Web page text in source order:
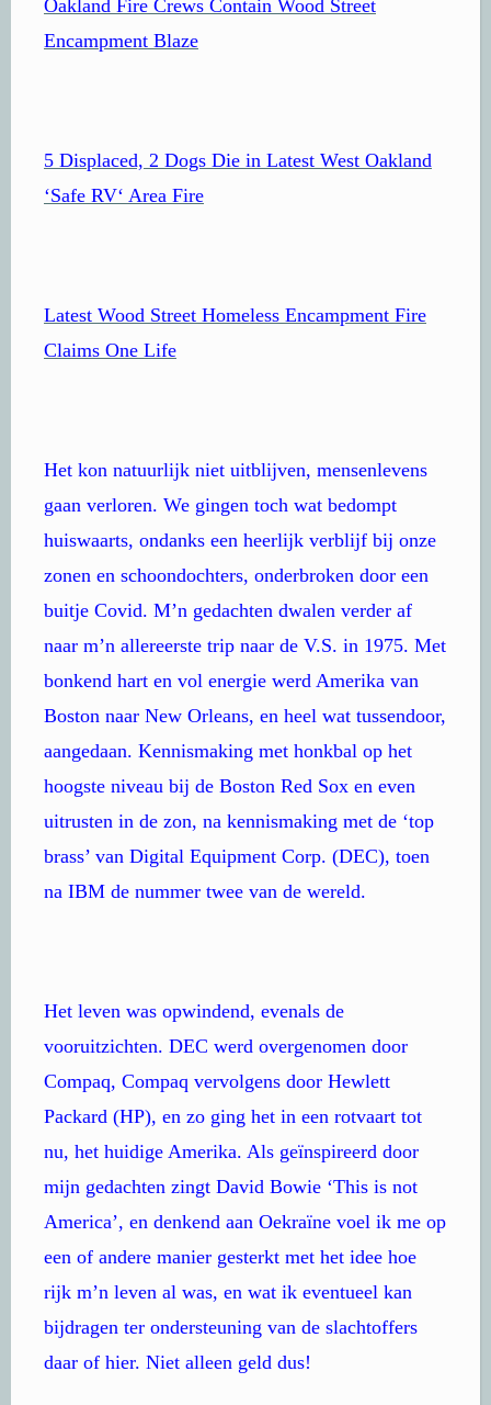
Oakland Fire Crews Contain Wood Street
Encampment Blaze
5 Displaced, 2 Dogs Die in Latest West Oakland
‘Safe RV‘ Area Fire
Latest Wood Street Homeless Encampment Fire
Claims One Life
Het kon natuurlijk niet uitblijven, mensenlevens
gaan verloren. We gingen toch wat bedompt
huiswaarts, ondanks een heerlijk verblijf bij onze
zonen en schoondochters, onderbroken door een
buitje Covid. M’n gedachten dwalen verder af
naar m’n allereerste trip naar de V.S. in 1975. Met
bonkend hart en vol energie werd Amerika van
Boston naar New Orleans, en heel wat tussendoor,
aangedaan. Kennismaking met honkbal op het
hoogste niveau bij de Boston Red Sox en even
uitrusten in de zon, na kennismaking met de ‘top
brass’ van Digital Equipment Corp. (DEC), toen
na IBM de nummer twee van de wereld.
Het leven was opwindend, evenals de
vooruitzichten. DEC werd overgenomen door
Compaq, Compaq vervolgens door Hewlett
Packard (HP), en zo ging het in een rotvaart tot
nu, het huidige Amerika. Als geïnspireerd door
mijn gedachten zingt David Bowie ‘This is not
America’, en denkend aan Oekraïne voel ik me op
een of andere manier gesterkt met het idee hoe
rijk m’n leven al was, en wat ik eventueel kan
bijdragen ter ondersteuning van de slachtoffers
daar of hier. Niet alleen geld dus!